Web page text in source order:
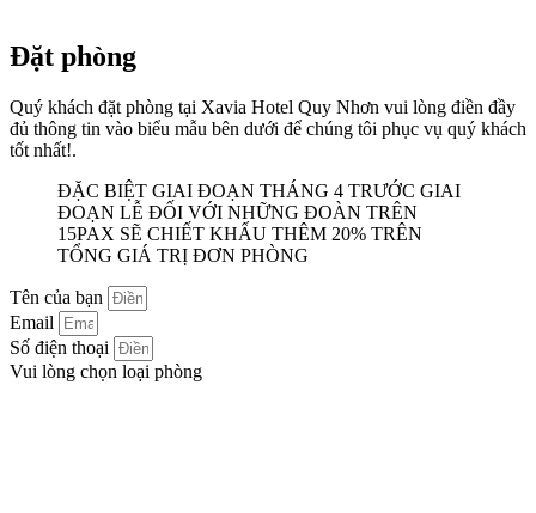
Đặt phòng
Quý khách đặt phòng tại Xavia Hotel Quy Nhơn vui lòng điền đầy
đủ thông tin vào biểu mẫu bên dưới để chúng tôi phục vụ quý khách
tốt nhất!.
ĐẶC BIỆT GIAI ĐOẠN THÁNG 4 TRƯỚC GIAI
ĐOẠN LỄ ĐỐI VỚI NHỮNG ĐOÀN TRÊN
15PAX SẼ CHIẾT KHẤU THÊM 20% TRÊN
TỔNG GIÁ TRỊ ĐƠN PHÒNG
Tên của bạn
Email
Số điện thoại
Vui lòng chọn loại phòng